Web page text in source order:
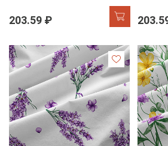
203.59 ₽